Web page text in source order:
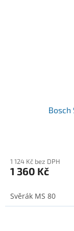
1 124 Kč bez DPH
1 360 Kč
Svěrák MS 80